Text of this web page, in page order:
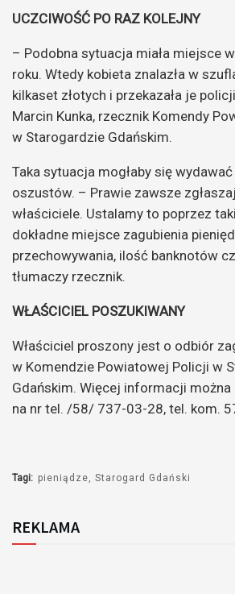
UCZCIWOŚĆ PO RAZ KOLEJNY
– Podobna sytuacja miała miejsce
roku. Wtedy kobieta znalazła w
kilkaset złotych i przekazała je
Marcin Kunka, rzecznik Komendy
w Starogardzie Gdańskim.
Taka sytuacja mogłaby się
oszustów. – Prawie zawsze
właściciele. Ustalamy to poprzez
dokładne miejsce zagubienia
przechowywania, ilość banknotów
tłumaczy rzecznik.
WŁAŚCICIEL POSZUKIWANY
Właściciel proszony jest o odbiór
w Komendzie Powiatowej Policji w
Gdańskim. Więcej informacji
na nr tel. /58/ 737-03-28, tel. kom.
Tagi: pieniądze Starogard Gdański
REKLAMA